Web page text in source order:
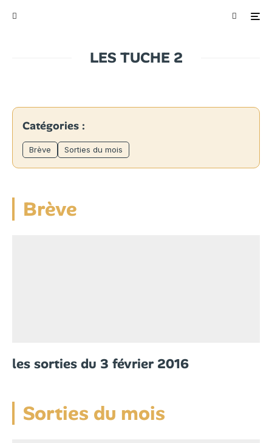
LES TUCHE 2
Catégories :
Brève Sorties du mois
Brève
les sorties du 3 février 2016
Sorties du mois